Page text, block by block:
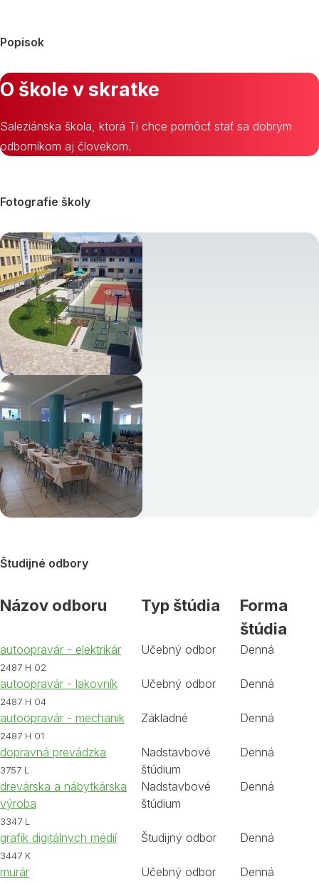
Popisok
O škole v skratke
Saleziánska škola, ktorá Ti chce pomôcť stať sa dobrým
odborníkom aj človekom.
Fotografie školy
Študijné odbory
Názov odboru Typ štúdia
Forma
štúdia
autoopravár - elektrikár
2487 H 02
Učebný odbor Denná
autoopravár - lakovník
2487 H 04
Učebný odbor Denná
autoopravár - mechanik
2487 H 01
Základné Denná
dopravná prevádzka
3757 L
Nadstavbové
štúdium
Denná
drevárska a nábytkárska
výroba
3347 L
Nadstavbové
štúdium
Denná
grafik digitálnych médií
3447 K
Študijný odbor Denná
murár Učebný odbor Denná